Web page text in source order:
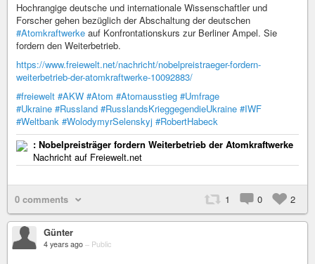
Hochrangige deutsche und internationale Wissenschaftler und
Forscher gehen bezüglich der Abschaltung der deutschen
#Atomkraftwerke auf Konfrontationskurs zur Berliner Ampel. Sie
fordern den Weiterbetrieb.
https://www.freiewelt.net/nachricht/nobelpreistraeger-fordern-
weiterbetrieb-der-atomkraftwerke-10092883/
#freiewelt #AKW #Atom #Atomausstieg #Umfrage
#Ukraine #Russland #RusslandsKrieggegendieUkraine #IWF
#Weltbank #WolodymyrSelenskyj #RobertHabeck
: Nobelpreisträger fordern Weiterbetrieb der Atomkraftwerke
Nachricht auf Freiewelt.net
0 comments 1 0 2
Günter
4 years ago – Public